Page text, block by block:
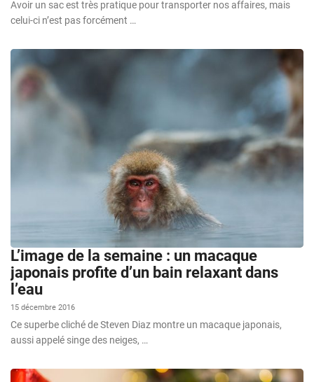
Avoir un sac est très pratique pour transporter nos affaires, mais
celui-ci n’est pas forcément …
L’image de la semaine : un macaque
japonais profite d’un bain relaxant dans
l’eau
15 décembre 2016
Ce superbe cliché de Steven Diaz montre un macaque japonais,
aussi appelé singe des neiges, …